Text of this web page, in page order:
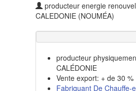
producteur energie
CALEDONIE (NOUMÉA)
producteur
CALÉDONIE
Vente export: + de 30 %
Fabriquant De Chauffe-